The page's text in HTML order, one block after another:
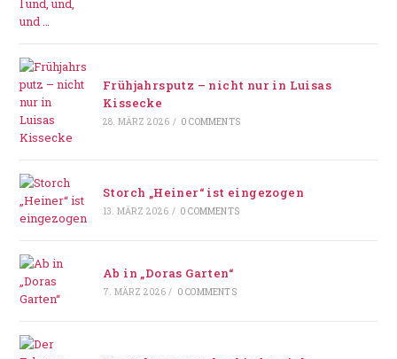
Frühjahrsputz – nicht nur in Luisas
Kissecke
28. MÄRZ 2026 / 0 COMMENTS
Storch „Heiner“ ist eingezogen
13. MÄRZ 2026 / 0 COMMENTS
Ab in „Doras Garten“
7. MÄRZ 2026 / 0 COMMENTS